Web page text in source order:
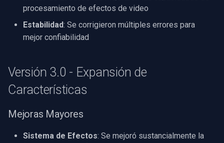
procesamiento de efectos de video
Estabilidad: Se corrigieron múltiples errores para
mejor confiabilidad
Versión 3.0 - Expansión de
Características
Mejoras Mayores
Sistema de Efectos: Se mejoró sustancialmente la